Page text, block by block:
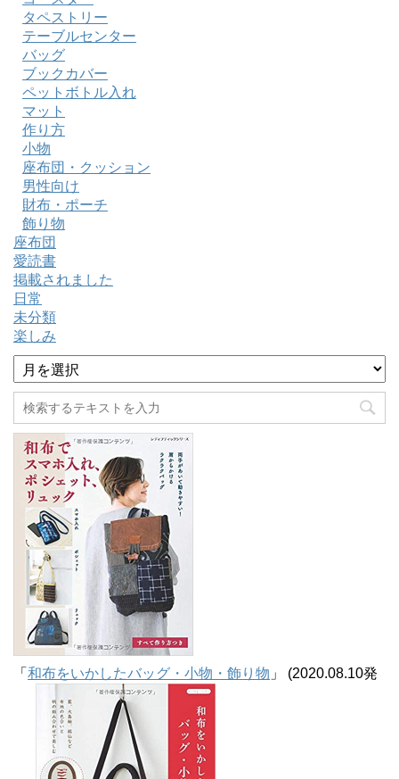
タペストリー
テーブルセンター
バッグ
ブックカバー
ペットボトル入れ
マット
作り方
小物
座布団・クッション
男性向け
財布・ポーチ
飾り物
座布団
愛読書
掲載されました
日常
未分類
楽しみ
ア
ー
カ
イ
ブ
「 和布をいかしたバッグ・小物・飾り物 」 (2020.08.10発